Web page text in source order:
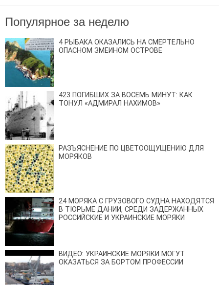
Популярное за неделю
4 РЫБАКА ОКАЗАЛИСЬ НА СМЕРТЕЛЬНО
ОПАСНОМ ЗМЕИНОМ ОСТРОВЕ
423 ПОГИБШИХ ЗА ВОСЕМЬ МИНУТ: КАК
ТОНУЛ «АДМИРАЛ НАХИМОВ»
РАЗЪЯСНЕНИЕ ПО ЦВЕТООЩУЩЕНИЮ ДЛЯ
МОРЯКОВ
24 МОРЯКА С ГРУЗОВОГО СУДНА НАХОДЯТСЯ
В ТЮРЬМЕ ДАНИИ, СРЕДИ ЗАДЕРЖАННЫХ
РОССИЙСКИЕ И УКРАИНСКИЕ МОРЯКИ
ВИДЕО: УКРАИНСКИЕ МОРЯКИ МОГУТ
ОКАЗАТЬСЯ ЗА БОРТОМ ПРОФЕССИИ